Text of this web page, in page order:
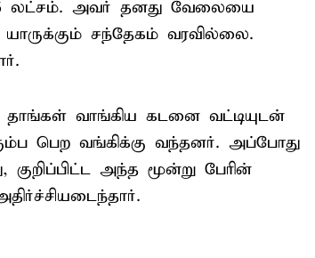
லட்சம். அவர் தனது வேலையை
சந்தேகம் வரவில்லை.
வாங்கிய கடனை வட்டியுடன்
பெற வங்கிக்கு வந்தனர். அப்போது
அந்த மூன்று பேரின்